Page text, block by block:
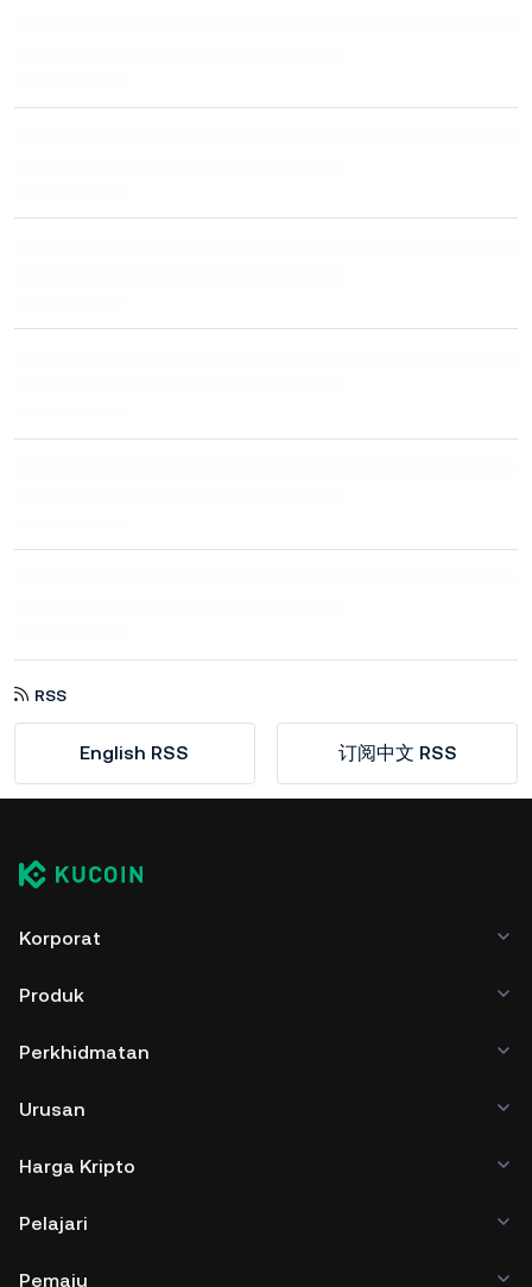
RSS
English RSS 订阅中文 RSS
Korporat
Produk
Perkhidmatan
Urusan
Harga Kripto
Pelajari
Pemaju